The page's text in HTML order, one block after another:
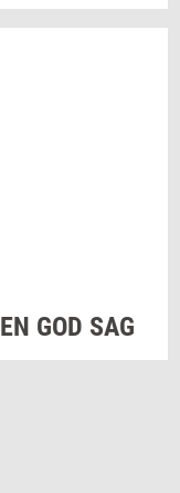
GOD SAG